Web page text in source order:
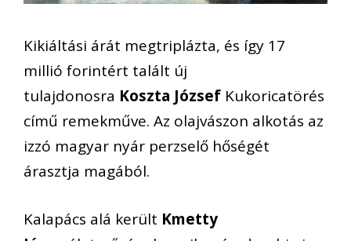
Kikiáltási árát megtriplázta, és így 17
millió forintért talált új
tulajdonosra Koszta József Kukoricatörés
című remekműve. Az olajvászon alkotás az
izzó magyar nyár perzselő hőségét
árasztja magából.
Kalapács alá került Kmetty